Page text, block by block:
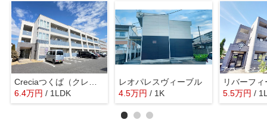
6.4万円 / 1LDK
レオパレスヴィーブル
4.5万円 / 1K
リバーフ
5.5万円 /